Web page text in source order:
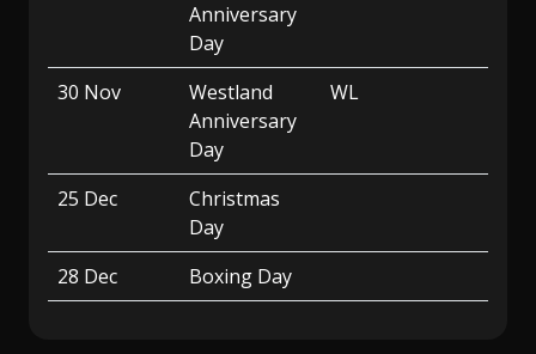
Anniversary
Day
30 Nov
Westland
Anniversary
Day
WL
25 Dec
Christmas
Day
28 Dec
Boxing Day